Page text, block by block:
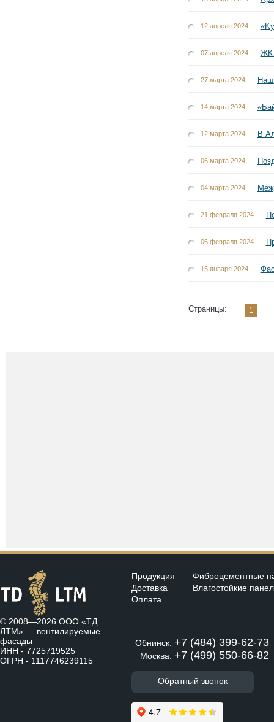
12 апреля 2024
07 апреля 2024 ЖК
27 марта 2024 Наш
14 марта 2024
12 марта 2024 В
06 марта 2024
04 марта 2024
21 февраля 2024
06 февраля 2024
15 января 2024
Страницы: 1
© 2008—2026 ООО «ТД
ЛТМ» — вентилируемые
фасады
ИНН - 7725719525
ОГРН - 1117746239115
Продукция
Доставка
Оплата
Фиброцементные
Влагостойкие
Обнинск: +7 (484) 399-62-73
Москва: +7 (499) 550-66-82
Обратный звонок